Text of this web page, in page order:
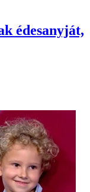
édesanyját,